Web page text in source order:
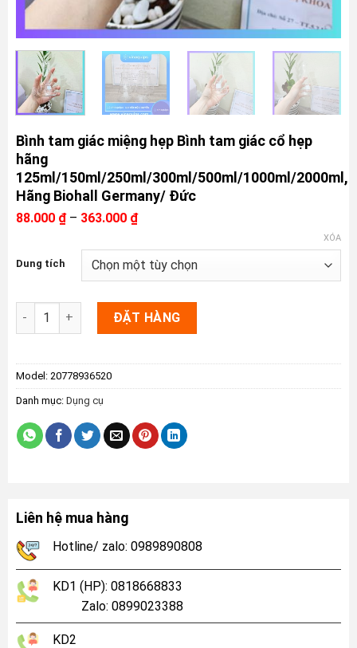
Bình tam giác miệng hẹp Bình tam giác cổ hẹp
hãng
125ml/150ml/250ml/300ml/500ml/1000ml/2000ml,
Hãng Biohall Germany/ Đức
88.000 ₫ – 363.000 ₫Khoảng
giá:
88.000 ₫
đến
363.000 ₫
Dung tích
XÓA
Bình tam giác miệng hẹp Bình tam giác cổ hẹp hãng 125ml/
ĐẶT HÀNG
Model: 20778936520
Danh mục: Dụng cụ
Liên hệ mua hàng
Hotline/ zalo: 0989890808
KD1 (HP): 0818668833
Zalo: 0899023388
KD2